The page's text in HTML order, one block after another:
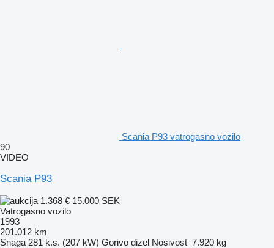
Scania P93 vatrogasno vozilo
90
VIDEO
Scania P93
1.368 € 15.000 SEK
Vatrogasno vozilo
1993
201.012 km
Snaga 281 k.s. (207 kW) Gorivo dizel Nosivost 7.920 kg